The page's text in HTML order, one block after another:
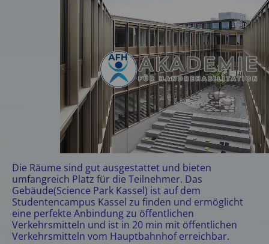
Die Räume sind gut ausgestattet und bieten
umfangreich Platz für die Teilnehmer. Das
Gebäude(Science Park Kassel) ist auf dem
Studentencampus Kassel zu finden und ermöglicht
eine perfekte Anbindung zu öffentlichen
Verkehrsmitteln und ist in 20 min mit öffentlichen
Verkehrsmitteln vom Hauptbahnhof erreichbar.